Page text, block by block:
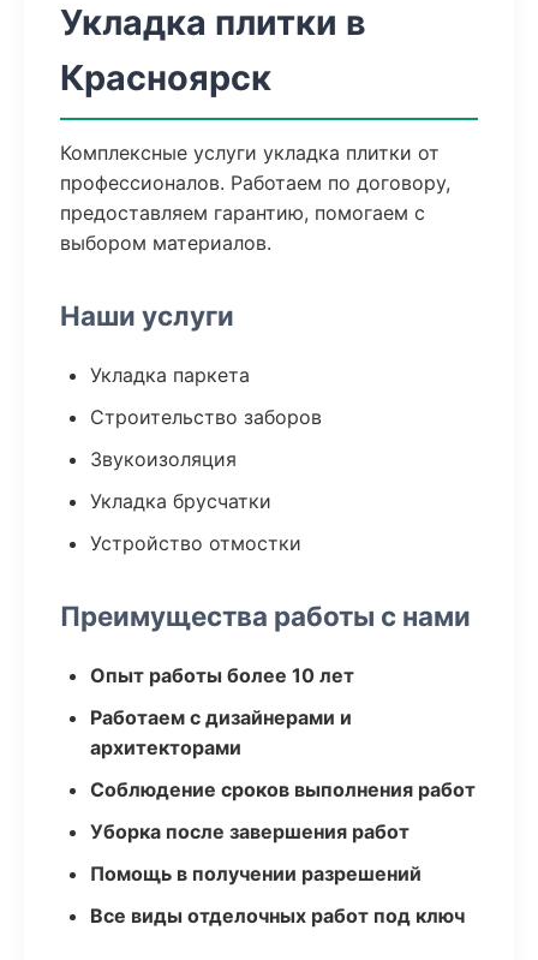
Укладка плитки в
Красноярск
Комплексные услуги укладка плитки от
профессионалов. Работаем по договору,
предоставляем гарантию, помогаем с
выбором материалов.
Наши услуги
Укладка паркета
Строительство заборов
Звукоизоляция
Укладка брусчатки
Устройство отмостки
Преимущества работы с нами
Опыт работы более 10 лет
Работаем с дизайнерами и
архитекторами
Соблюдение сроков выполнения работ
Уборка после завершения работ
Помощь в получении разрешений
Все виды отделочных работ под ключ